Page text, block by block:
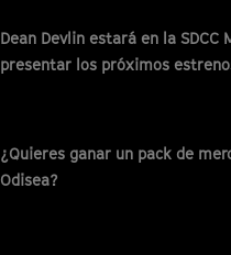
Dean Devlin estará en la SDCC
presentar los próximos
¿Quieres ganar un pack de
Odisea?